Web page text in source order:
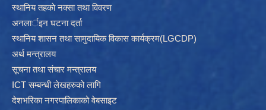
स्थानिय तहकाे नक्सा तथा विवरण
अनलार्इन घटना दर्ता
स्थानिय शासन तथा सामुदायिक विकास कार्यक्रम(LGCDP)
अर्थ मन्त्रालय
सूचना तथा संचार मन्त्रालय
ICT सम्बन्धी लेखहरुको लागि
देशभरिका नगरपालिकाको वेबसाइट